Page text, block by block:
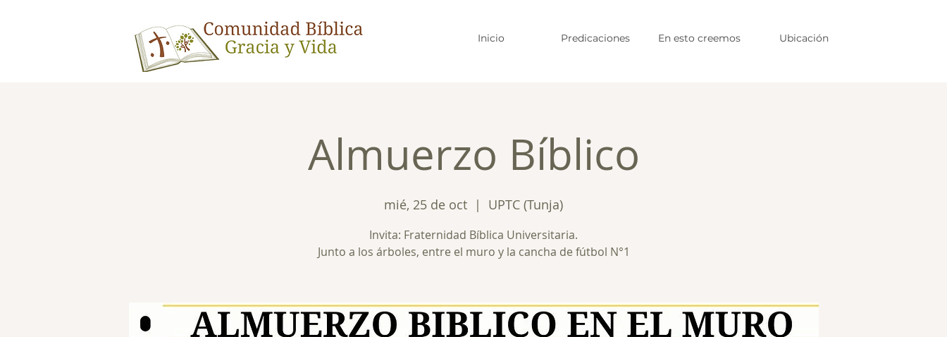
Inicio Predicaciones En esto creemos Ubicación
Almuerzo Bíblico
mié, 25 de oct
  |
UPTC (Tunja)
Invita: Fraternidad Bíblica Universitaria.
Junto a los árboles, entre el muro y la cancha de fútbol N°1